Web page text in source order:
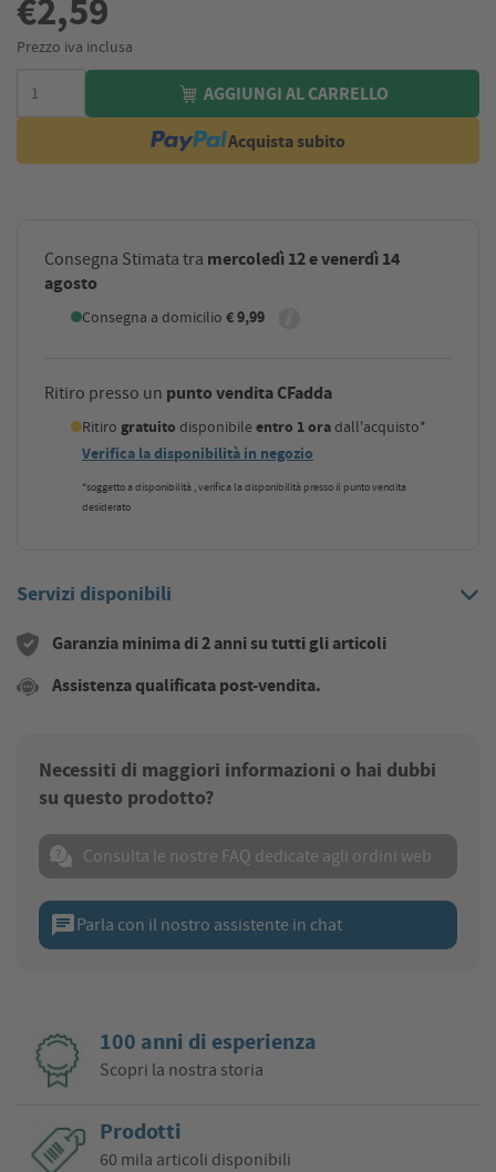
€2,59
Prezzo iva inclusa
AGGIUNGI AL CARRELLO
Acquista subito
Consegna Stimata tra mercoledì 12 e venerdì 14
agosto
Consegna a domicilio € 9,99
Ritiro presso un punto vendita CFadda
Ritiro gratuito disponibileentro 1 oradall'acquisto*
Verifica la disponibilità in negozio
*soggetto a disponibilità , verifica la disponibilità presso il punto vendita
desiderato
Servizi disponibili
Garanzia minima di 2 anni su tutti gli articoli
Assistenza qualificata post-vendita.
Necessiti di maggiori informazioni o hai dubbi
su questo prodotto?
Consulta le nostre FAQ dedicate agli ordini web
chatParla con il nostro assistente in chat
100 anni di esperienza
Scopri la nostra storia
Prodotti
60 mila articoli disponibili